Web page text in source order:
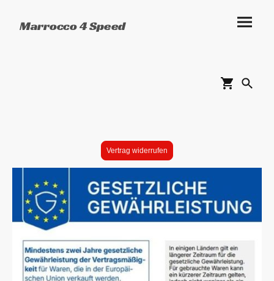
Marrocco 4 Speed
Vertrag widerrufen